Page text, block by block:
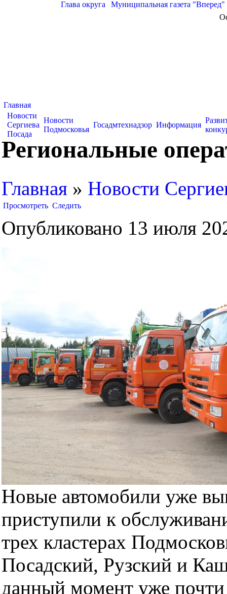
Глава округа Муниципальная газета "Вперед"
Главная
Новости
Сергиева
Посада
Новости
Подмосковья
Госадмтехнадзор Информация
Региональные
Главная » Новости
Просмотреть Следить
Опубликовано 13 июля
Новые автомобили уже
приступили к
трех кластерах
Посадский, Рузский и
данный момент уже почти